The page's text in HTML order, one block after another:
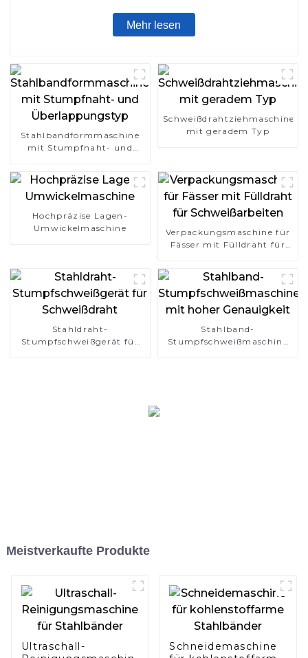
Mehr lesen
Stahlbandformmaschine
mit Stumpfnaht- und
Schweißdrahtziehmaschine
mit geradem Typ
Hochpräzise Lagen-
Umwickelmaschine
Verpackungsmaschine für
Fässer mit Fülldraht für
Stahldraht-
Stumpfschweißgerät für
Stahlband-
Stumpfschweißmaschine
Meistverkaufte Produkte
Ultraschall-
Schneidemaschine